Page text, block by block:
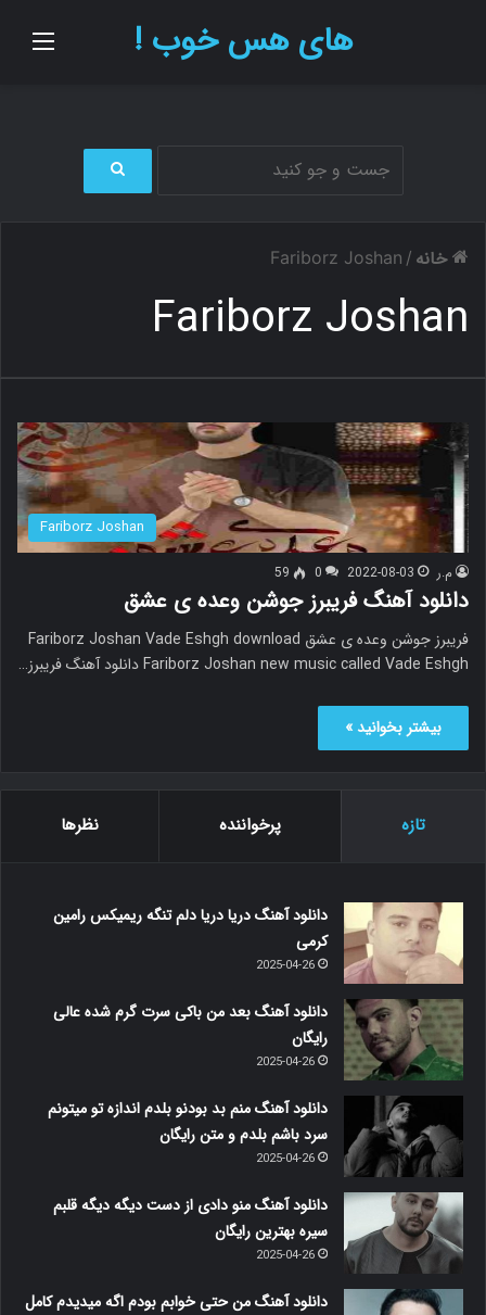
های هس خوب !
ج
ی
خانه /
Fariborz Joshan
Fariborz Joshan
Fariborz Joshan
م.ر 2022-08-03
0
59
دانلود آهنگ فریبرز جوشن وعده ی عشق
فریبرز جوشن وعده ی عشق Fariborz Joshan Vade Eshgh download
Fariborz Joshan new music called Vade Eshgh دانلود آهنگ فریبرز…
بیشتر بخوانید »
تازه پرخواننده نظرها
دانلود آهنگ دریا دریا دلم تنگه ریمیکس رامین
کرمی
2025-04-26
دانلود آهنگ بعد من باکی سرت گرم شده عالی
رایگان
2025-04-26
دانلود آهنگ منم بد بودنو بلدم اندازه تو میتونم
سرد باشم بلدم و متن رایگان
2025-04-26
دانلود آهنگ منو دادی از دست دیگه دیگه قلبم
سیره بهترین رایگان
2025-04-26
دانلود آهنگ من حتی خوابم بودم اگه میدیدم کامل